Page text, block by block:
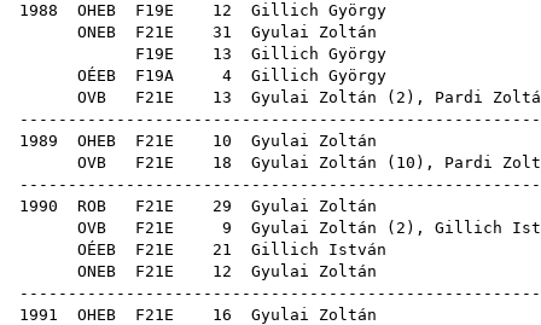
1988 OHEB F19E 12
Gillich György
ONEB F21E 31
Gyulai Zoltán
F19E 13
Gillich György
OÉEB F19A 4
Gillich György
OVB F21E 13 Gyulai Zoltán ( 2 ), Pardi
1989 OHEB F21E 10
Gyulai Zoltán
OVB F21E 18 Gyulai Zoltán ( 10 ), Pardi
1990 ROB F21E 29
Gyulai Zoltán
OVB F21E 9 Gyulai Zoltán ( 2 ), Gillich
OÉEB F21E 21
Gillich István
ONEB F21E 12
Gyulai Zoltán
1991 OHEB F21E 16 Gyulai Zoltán